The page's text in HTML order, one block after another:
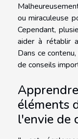
ou miraculeuse
Cependant,
aider à rétablir
Dans ce
de conseils
éléments
l'envie de